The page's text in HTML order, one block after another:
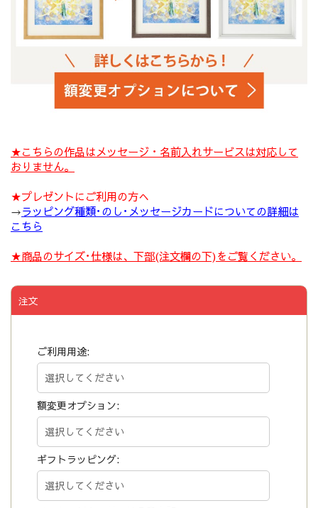
★こちらの作品はメッセージ・名前入れサービスは対応して
おりません。
★プレゼントにご利用の方へ
→ラッピング種類･のし･メッセージカードについての詳細は
こちら
★商品のサイズ･仕様は、下部(注文欄の下)をご覧ください。
注文
ご利用用途:
額変更オプション:
ギフトラッピング: